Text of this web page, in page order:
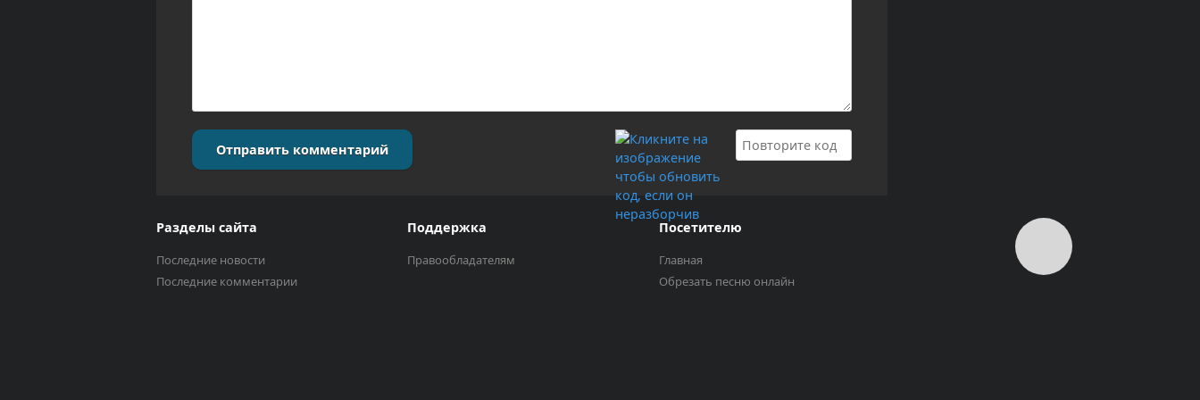
Отправить комментарий
Разделы сайта
Последние новости
Последние комментарии
Поддержка
Правообладателям
Посетителю
Главная
Обрезать песню онлайн